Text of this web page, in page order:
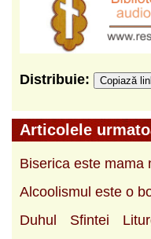
Distribuie: Copiază
Articolele
Biserica este mama
Alcoolismul este o
Duhul Sfintei